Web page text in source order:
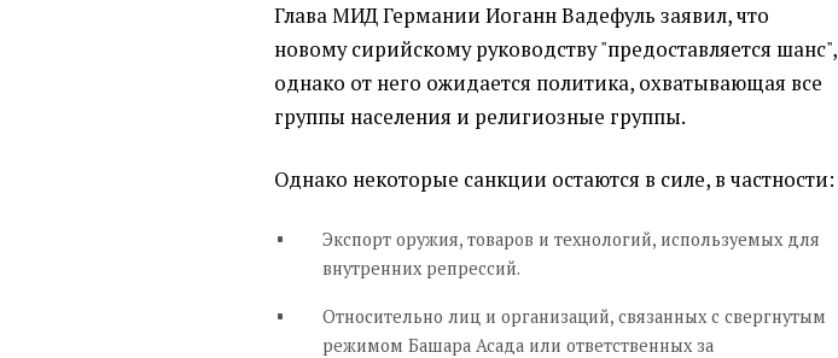
Глава МИД Германии Иоганн Вадефуль заявил, что
новому сирийскому руководству "предоставляется шанс",
однако от него ожидается политика, охватывающая все
группы населения и религиозные группы.
Однако некоторые санкции остаются в силе, в частности:
Экспорт оружия, товаров и технологий, используемых для
внутренних репрессий.
Относительно лиц и организаций, связанных с свергнутым
режимом Башара Асада или ответственных за